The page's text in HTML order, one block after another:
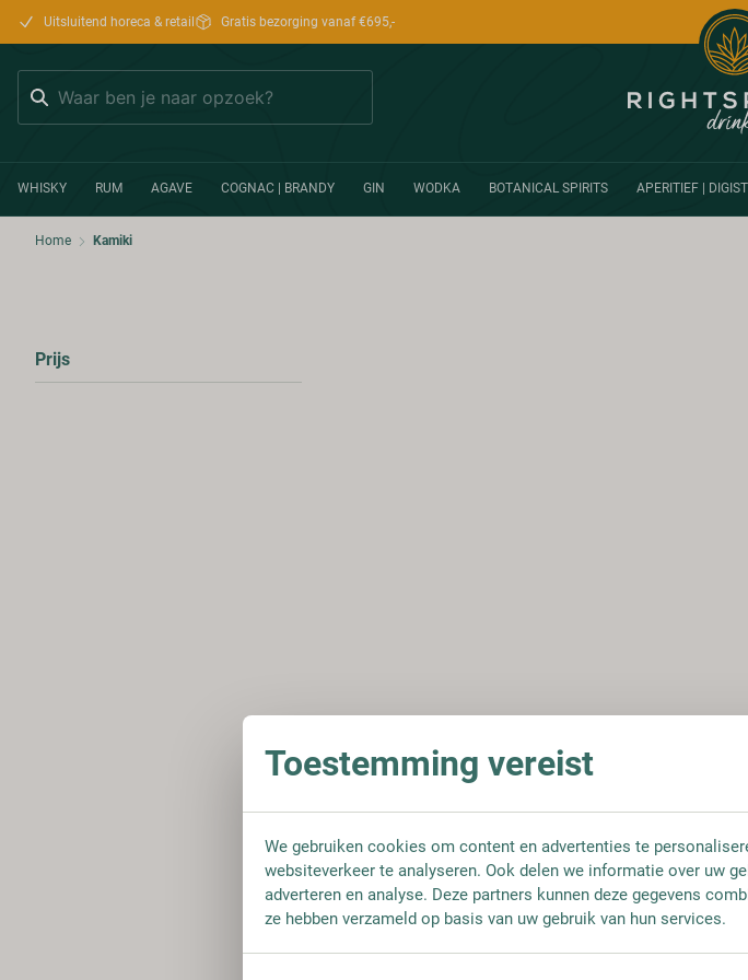
Uitsluitend horeca & retail Gratis bezorging vanaf €695,-
WHISKY RUM AGAVE COGNAC | BRANDY GIN WODKA BOTANICAL SPIRITS APERITIEF |
Home Kamiki
Prijs
Toestemming vereist
We gebruiken cookies om content en advertenties te
websiteverkeer te analyseren. Ook delen we informatie over uw
adverteren en analyse. Deze partners kunnen deze gegevens
ze hebben verzameld op basis van uw gebruik van hun services.